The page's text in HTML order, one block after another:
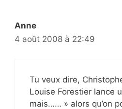
Anne
4 août 2008 à 22:49
Tu veux dire,
Louise Forestier lance
mais…… » alors qu’on